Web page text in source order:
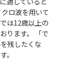
ロ波を用いて
は12歳以上の
ります。 「で
残したくな
。